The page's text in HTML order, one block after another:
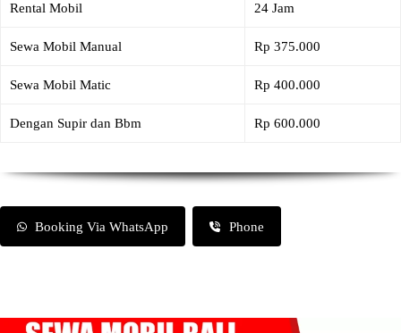
Rental Mobil 24 Jam
Sewa Mobil Manual Rp 375.000
Sewa Mobil Matic Rp 400.000
Dengan Supir dan Bbm Rp 600.000
Booking Via WhatsApp Phone